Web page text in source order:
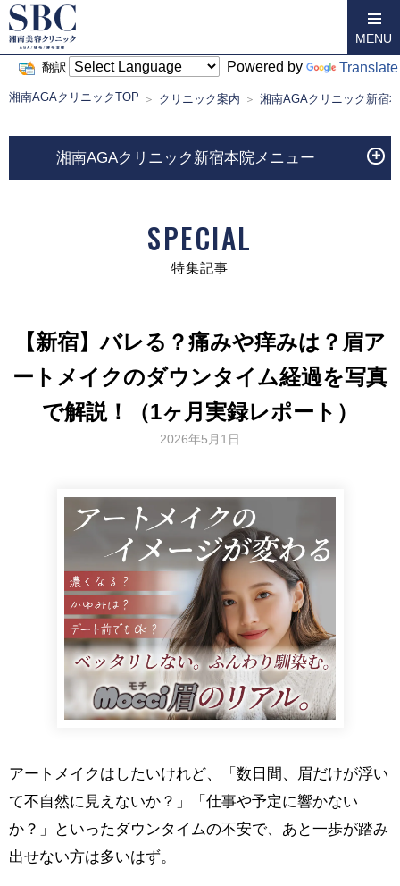
翻訳 Powered by Translate
MENU
湘南AGAクリニックTOP クリニック案内 湘南AGAクリニック新宿
湘南AGAクリニック新宿本院メニュー
SPECIAL
特集記事
【新宿】バレる？痛みや痒みは？眉ア
ートメイクのダウンタイム経過を写真
で解説！（1ヶ月実録レポート）
2026年5月1日
アートメイクはしたいけれど、「数日間、眉だけが浮い
て不自然に見えないか？」「仕事や予定に響かない
か？」といったダウンタイムの不安で、あと一歩が踏み
出せない方は多いはず。